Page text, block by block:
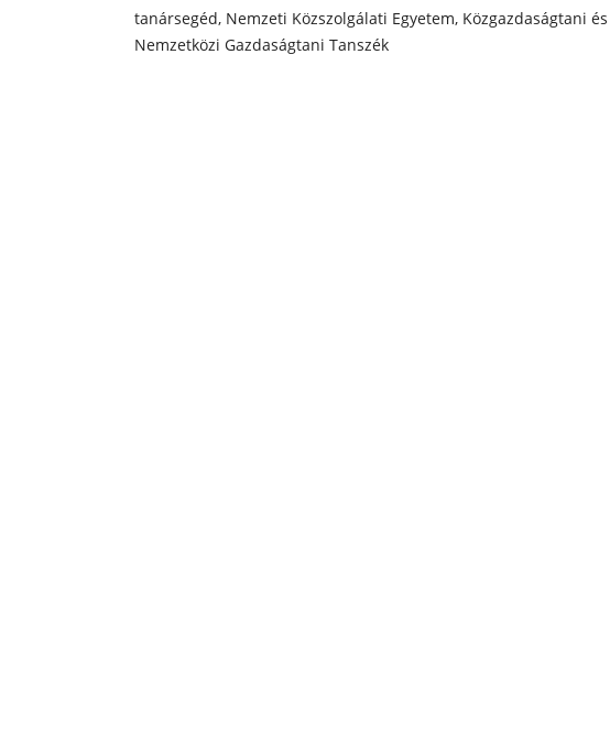
tanársegéd, Nemzeti Közszolgálati Egyetem, Közgazdaságtani és
Nemzetközi Gazdaságtani Tanszék